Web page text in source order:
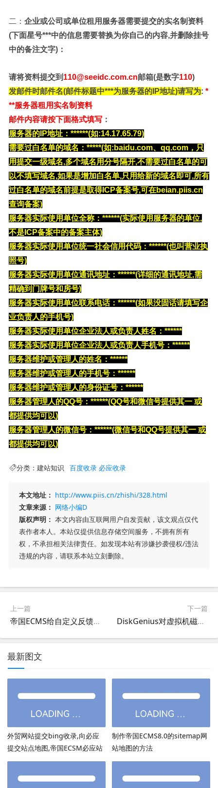
二： 企业或公司或单位租用服务器需要提交的实名制资料
(下面星号***中的信息需要替换为你自己的内容,并删除挂号
中的备注文字)：
请将资料提交到 110@seeidc.com.cn邮箱(是数字110)
发邮件时邮件名(邮件标题中***为服务器的IP地址)请写为: *
**服务器租用实名制资料
邮件内容请按下面格式填写：
服务器的IP地址：******(如:14.17.65.79)
需要过白名单的域名：*****(如:baidu.com、qq.com，只
用提交一级域名,多个域名用分号隔开,不需要过白名单的可
以不填写域名,如果是增加白名单,只用给新的域名即可,所有
过白名单的域名前提是取得ICP备案号,可在beian.piis.cn
查询备案)
服务器实际使用单位全称：******(实际使用服务器的单位,
不是ICP备案中的备案主体)
服务器实际使用单位统一社会信用代码：******(也叫营业执
照号)
服务器实际使用单位通讯地址：******(详细的通讯地址,需
精确到门牌号和房号)
服务器实际使用单位联系电话：******(如果没固话请填写企
业负责人的手机号)
服务器实际使用单位企业法人或负责人姓名 ：******
服务器实际使用单位企业法人或负责人手机号：******
服务器维护或管理人的姓名：******
服务器维护或管理人的手机号：******
服务器维护或管理人的身份证号：******
服务器管理人的QQ号：******(QQ号和微信号提供其一 或
都提供均可以)
服务器管理人的微信号：******(微信号和QQ号提供其一 或
都提供均可以)
分类： 建站知识 百度收录 必应收录
本文地址： http://www.piis.cn/zhishi/328.html
文章来源： 网络小编D
版权声明： 本文内容由互联网用户自发贡献，该文观点仅代
表作者本人。本站仅提供信息存储空间服务，不拥有所有
权，不承担相关法律责任。如发现本站有涉嫌抄袭侵权/违法
违规的内容，请联系本站立刻删除。
上一篇
帝国ECMS给自定义反馈信息表单增加验证码
下一篇
DiskGenius对虚拟机磁盘进行格式转换,Vmware(vmdk)虚拟机到hyperv(vhd或VHDX)虚拟机转换
最新图文
外贸网站提交bing收录,向必应
提交站点地图,帝国ECSM必应站
点图sitemap提交
制作帝国ECMS8.0的sitemap网
站地图的方法